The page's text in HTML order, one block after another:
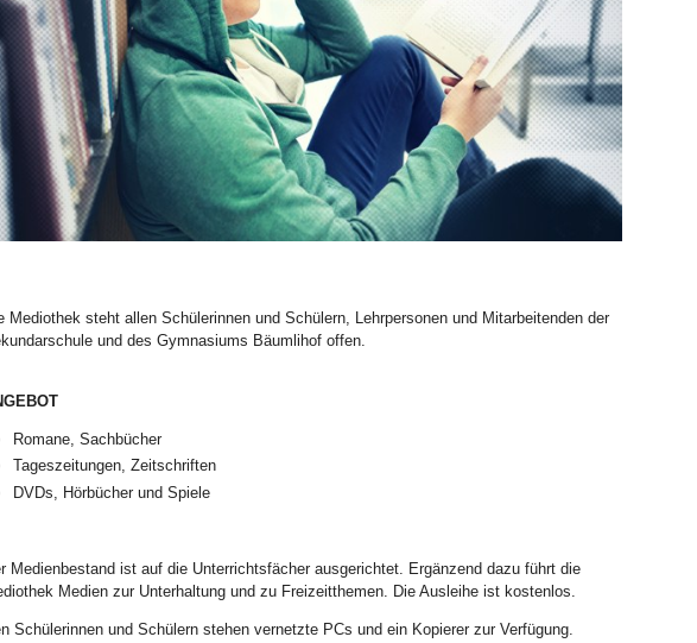
Mediothek steht allen Schülerinnen und Schülern, Lehrpersonen und Mitarbeitenden der
und des Gymnasiums Bäumlihof offen.
Romane, Sachbücher
Tageszeitungen, Zeitschriften
DVDs, Hörbücher und Spiele
Medienbestand ist auf die Unterrichtsfächer ausgerichtet. Ergänzend dazu führt die
Medien zur Unterhaltung und zu Freizeitthemen. Die Ausleihe ist kostenlos.
Schülerinnen und Schülern stehen vernetzte PCs und ein Kopierer zur Verfügung.